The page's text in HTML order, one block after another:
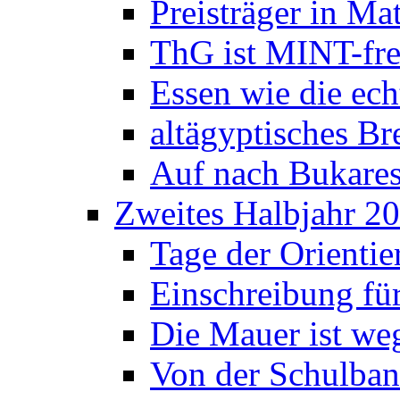
Preisträger in
ThG ist MINT-
Essen wie die
altägyptisches
Auf nach
Zweites Halbjahr
Tage der
Einschreibung
Die Mauer ist
Von der